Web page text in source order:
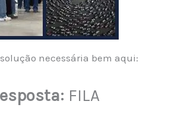
necessária bem aqui:
FILA